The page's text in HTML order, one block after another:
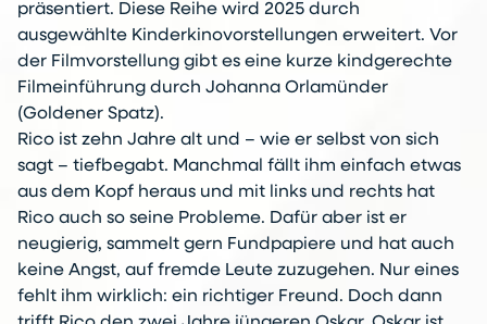
präsentiert. Diese Reihe wird 2025 durch
ausgewählte Kinderkinovorstellungen erweitert. Vor
der Filmvorstellung gibt es eine kurze kindgerechte
Filmeinführung durch Johanna Orlamünder
(Goldener Spatz).
Rico ist zehn Jahre alt und – wie er selbst von sich
sagt – tiefbegabt. Manchmal fällt ihm einfach etwas
aus dem Kopf heraus und mit links und rechts hat
Rico auch so seine Probleme. Dafür aber ist er
neugierig, sammelt gern Fundpapiere und hat auch
keine Angst, auf fremde Leute zuzugehen. Nur eines
fehlt ihm wirklich: ein richtiger Freund. Doch dann